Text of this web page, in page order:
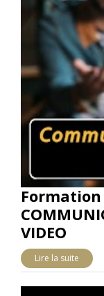
VIDEO
Lire la suite